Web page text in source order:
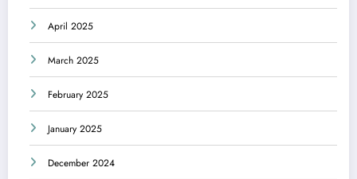
April 2025
March 2025
February 2025
January 2025
December 2024